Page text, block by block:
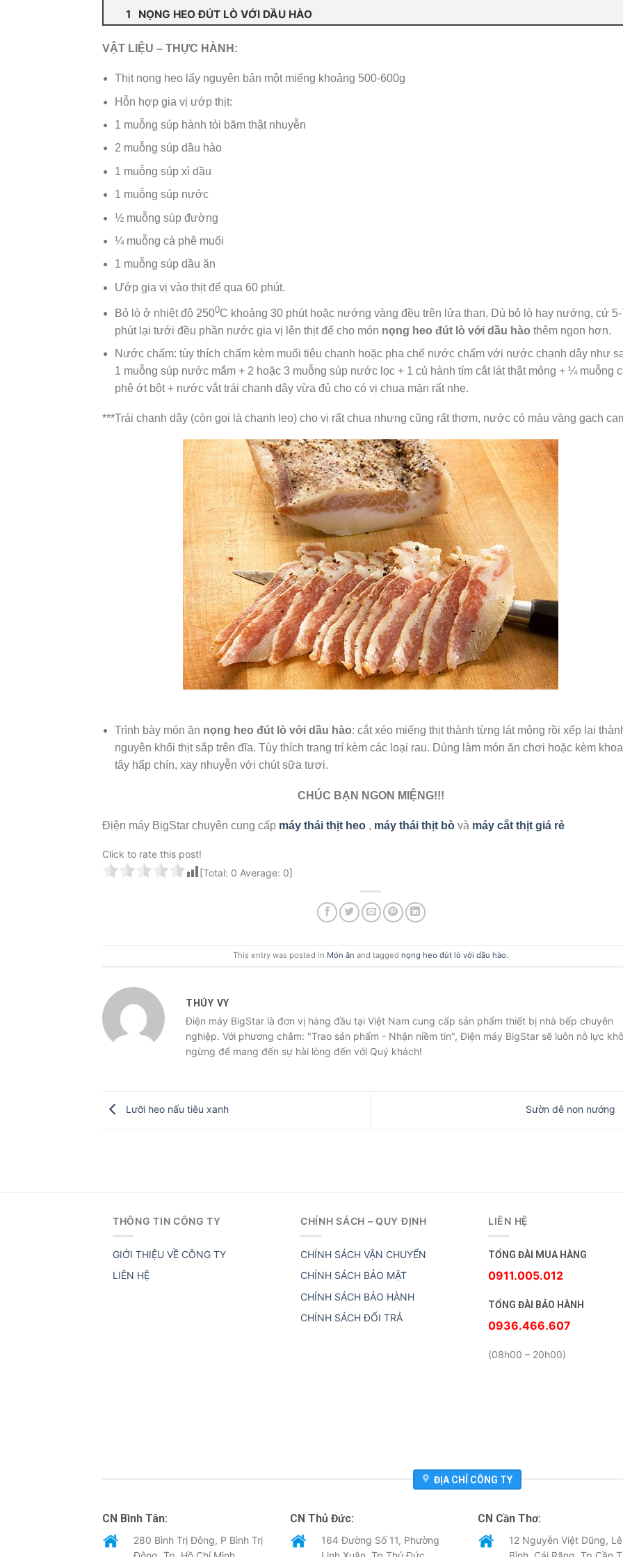
NỌNG HEO ĐÚT LÒ VỚI DẦU HÀO
VẬT LIỆU – THỰC HÀNH:
Thịt nọng heo lấy nguyên bản một miếng khoảng 500-600g
Hỗn hợp gia vị ướp thịt:
1 muỗng súp hành tỏi băm thật nhuyễn
2 muỗng súp dầu hào
1 muỗng súp xì dầu
1 muỗng súp nước
½ muỗng súp đường
¼ muỗng cà phê muối
1 muỗng súp dầu ăn
Ướp gia vị vào thịt để qua 60 phút.
Bỏ lò ở nhiệt độ 2500C khoảng 30 phút hoặc nướng vàng đều trên lửa than. Dù bỏ lò hay nướng, cứ
phút lại tưới đều phần nước gia vị lên thịt để cho món nọng heo đút lò với dầu hào thêm ngon hơn.
Nước chấm: tùy thích chấm kèm muối tiêu chanh hoặc pha chế nước chấm với nước chanh dây như
1 muỗng súp nước mắm + 2 hoặc 3 muỗng súp nước lọc + 1 củ hành tím cắt lát thật mỏng + ¼ muỗng
phê ớt bột + nước vắt trái chanh dây vừa đủ cho có vị chua mặn rất nhẹ.
***Trái chanh dây (còn gọi là chanh leo) cho vị rất chua nhưng cũng rất thơm, nước có màu vàng gạch
Trình bày món ăn nọng heo đút lò với dầu hào: cắt xéo miếng thịt thành từng lát mỏng rồi xếp lại
nguyên khối thịt sắp trên đĩa. Tùy thích trang trí kèm các loại rau. Dùng làm món ăn chơi hoặc kèm
tây hấp chín, xay nhuyễn với chút sữa tươi.
CHÚC BẠN NGON MIỆNG!!!
Điện máy BigStar chuyên cung cấp máy thái thịt heo , máy thái thịt bò và máy cắt thịt giá rẻ
Click to rate this post!
[Total: 0 Average: 0]
This entry was posted in Món ăn and taggednọng heo đút lò với dầu hào.
THÚY VY
Điện máy BigStar là đơn vị hàng đầu tại Việt Nam cung cấp sản phẩm thiết bị nhà bếp chuyên
nghiệp. Với phương châm: "Trao sản phẩm - Nhận niềm tin", Điện máy BigStar sẽ luôn nỗ lực
ngừng để mang đến sự hài lòng đến với Quý khách!
Lưỡi heo nấu tiêu xanh Sườn dê non nướng
THÔNG TIN CÔNG TY
GIỚI THIỆU VỀ CÔNG TY
LIÊN HỆ
CHÍNH SÁCH – QUY ĐỊNH
CHÍNH SÁCH VẬN CHUYỂN
CHÍNH SÁCH BẢO MẬT
CHÍNH SÁCH BẢO HÀNH
CHÍNH SÁCH ĐỔI TRẢ
LIÊN HỆ
TỔNG ĐÀI MUA HÀNG
0911.005.012
TỔNG ĐÀI BẢO HÀNH
0936.466.607
(08h00 – 20h00)
ĐỊA CHỈ CÔNG TY
CN Bình Tân:
280 Bình Trị Đông, P Bình Trị
CN Thủ Đức:
164 Đường Số 11, Phường
CN Cần Thơ:
12 Nguyễn Việt Dũng, Lê